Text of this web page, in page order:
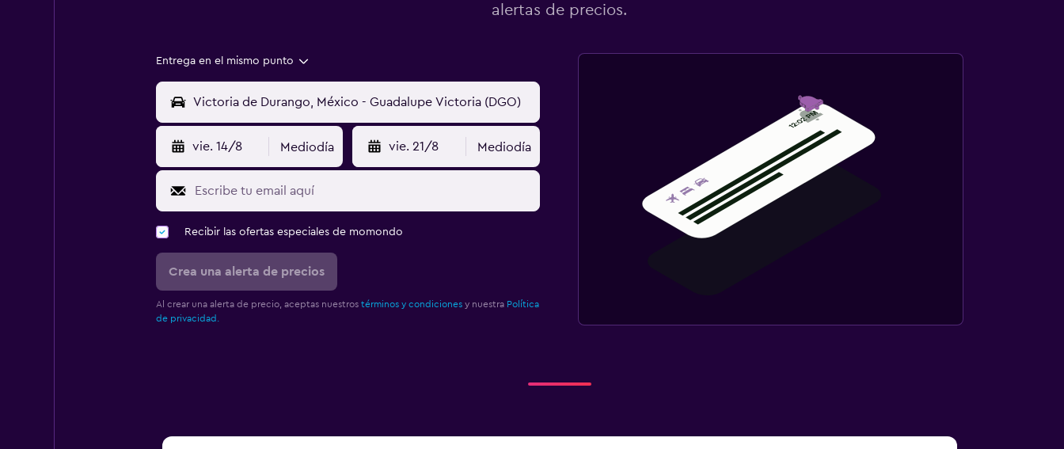
alertas de precios.
Entrega en el mismo punto
vie. 14/8 Mediodía vie. 21/8 Mediodía
Recibir las ofertas especiales de momondo
Crea una alerta de precios
Al crear una alerta de precio, aceptas nuestros términos y condicionesy nuestra Política
de privacidad.